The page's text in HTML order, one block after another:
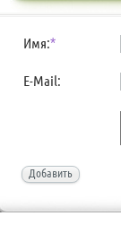
Имя:*
E-Mail:
Добавить